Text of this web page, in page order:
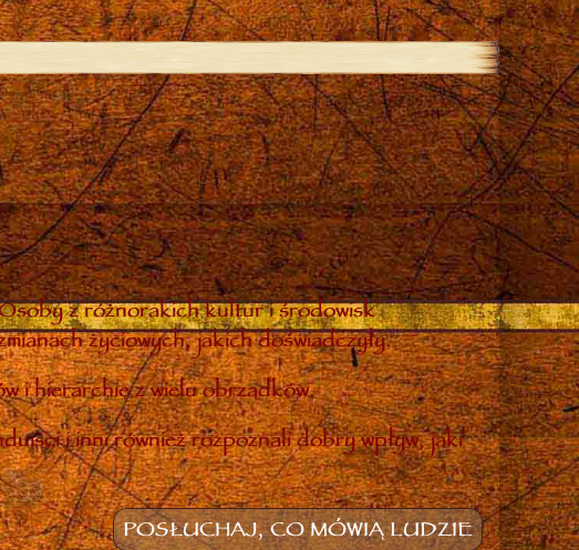
Osoby z różnorakich kultur i środowisk
życiowych, jakich doświadczyły.
i hierarchię z wielu obrządków.
i inni również rozpoznali dobry wpływ, jaki
POSŁUCHAJ, CO MÓWIĄ LUDZIE